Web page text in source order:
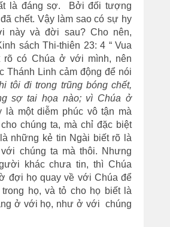
là đáng sợ. Bởi đối tượng
chết. Vậy làm sao có sự hy
này và đời sau? Cho nên,
sách Thi-thiên 23: 4 “ Vua
rõ có Chúa ở với mình, nên
Thánh Linh cảm động để nói
tôi đi trong trũng bóng chết,
sợ tai họa nào; vì Chúa ở
một diễm phúc vô tận mà
chúng ta, mà chỉ đặc biệt
những kẻ tin Ngài biết rõ là
chúng ta mà thôi. Nhưng
khác chưa tin, thì Chúa
đợi họ quay về với Chúa để
họ, và tỏ cho họ biết là
ở với họ, như ở với chúng